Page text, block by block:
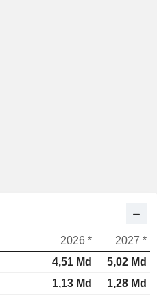
2026 *
2027 *
4,51 Md
5,02 Md
1,13 Md
1,28 Md